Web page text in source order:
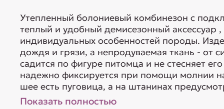
Утепленный болониевый комбинезон с
теплый и удобный демисезонный аксессуар
индивидуальных особенностей породы.
дождя и грязи, а непродуваемая ткань - от
садится по фигуре питомца и не стесняет
надежно фиксируется при помощи молнии
шее есть пуговица, а на штанинах
Показать полностью